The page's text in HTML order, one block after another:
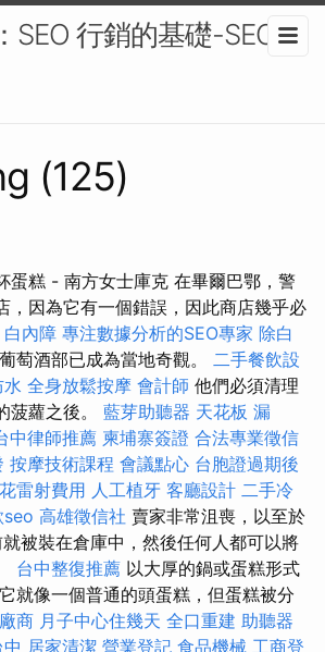
SEO 行銷的基礎-SEO顧
(125)
蛋糕 - 南方女士庫克 在畢爾巴鄂，警
，因為它有一個錯誤，因此商店幾乎必
白內障 專注數據分析的SEO專家 除白
萄酒部已成為當地奇觀。 二手餐飲設
水 全身放鬆按摩 會計師 他們必須清理
菠蘿之後。 藍芽助聽器 天花板 漏
中律師推薦 柬埔寨簽證 合法專業徵信
按摩技術課程 會議點心 台胞證過期後
雷射費用 人工植牙 客廳設計 二手冷
seo 高雄徵信社 賣家非常沮喪，以至於
被裝在倉庫中，然後任何人都可以將
台中整復推薦 以大厚的鍋或蛋糕形式
就像一個普通的頭蛋糕，但蛋糕被分
商 月子中心住幾天 全口重建 助聽器
居家清潔 營業登記 食品機械 工商登